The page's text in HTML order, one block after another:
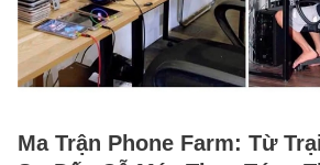
Ma Trận Phone Farm: Từ